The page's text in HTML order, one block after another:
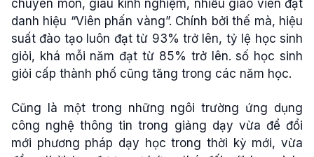
chuyên môn, giàu kinh nghiệm, nhiều giáo viên đạt
danh hiệu “Viên phấn vàng”. Chính bởi thế mà, hiệu
suất đào tạo luôn đạt từ 93% trở lên, tỷ lệ học sinh
giỏi, khá mỗi năm đạt từ 85% trở lên. số học sinh
giỏi cấp thành phố cũng tăng trong các năm học.
Cũng là một trong những ngôi trường ứng dụng
công nghệ thông tin trong giảng dạy vừa để đổi
mới phương pháp dạy học trong thời kỳ mới, vừa